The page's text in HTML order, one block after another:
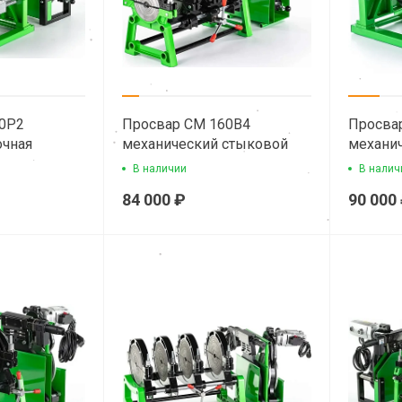
Просвар СМ 160В4
механический стыковой
сварочный аппарат для пнд
В наличии
84 000 ₽
В
90 000